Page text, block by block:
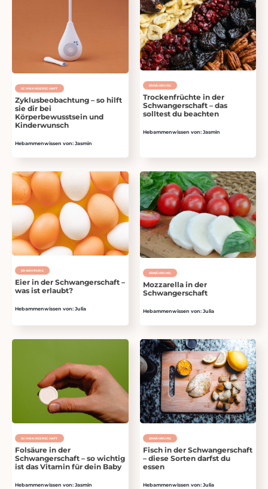
SCHWANGER­SCHAFT
Zyklusbeobachtung – so hilft
sie dir bei
Körperbewusstsein und
Kinderwunsch
Hebammenwissen von: Jasmin
ERNÄHRUNG
Trockenfrüchte in der
Schwangerschaft – das
solltest du beachten
Hebammenwissen von: Jasmin
ERNÄHRUNG
Eier in der Schwangerschaft –
was ist erlaubt?
Hebammenwissen von: Julia
ERNÄHRUNG
Mozzarella in der
Schwangerschaft
Hebammenwissen von: Julia
SCHWANGER­SCHAFT
Folsäure in der
Schwangerschaft – so wichtig
ist das Vitamin für dein Baby
Hebammenwissen von: Jasmin
ERNÄHRUNG
Fisch in der Schwangerschaft
– diese Sorten darfst du
essen
Hebammenwissen von: Julia